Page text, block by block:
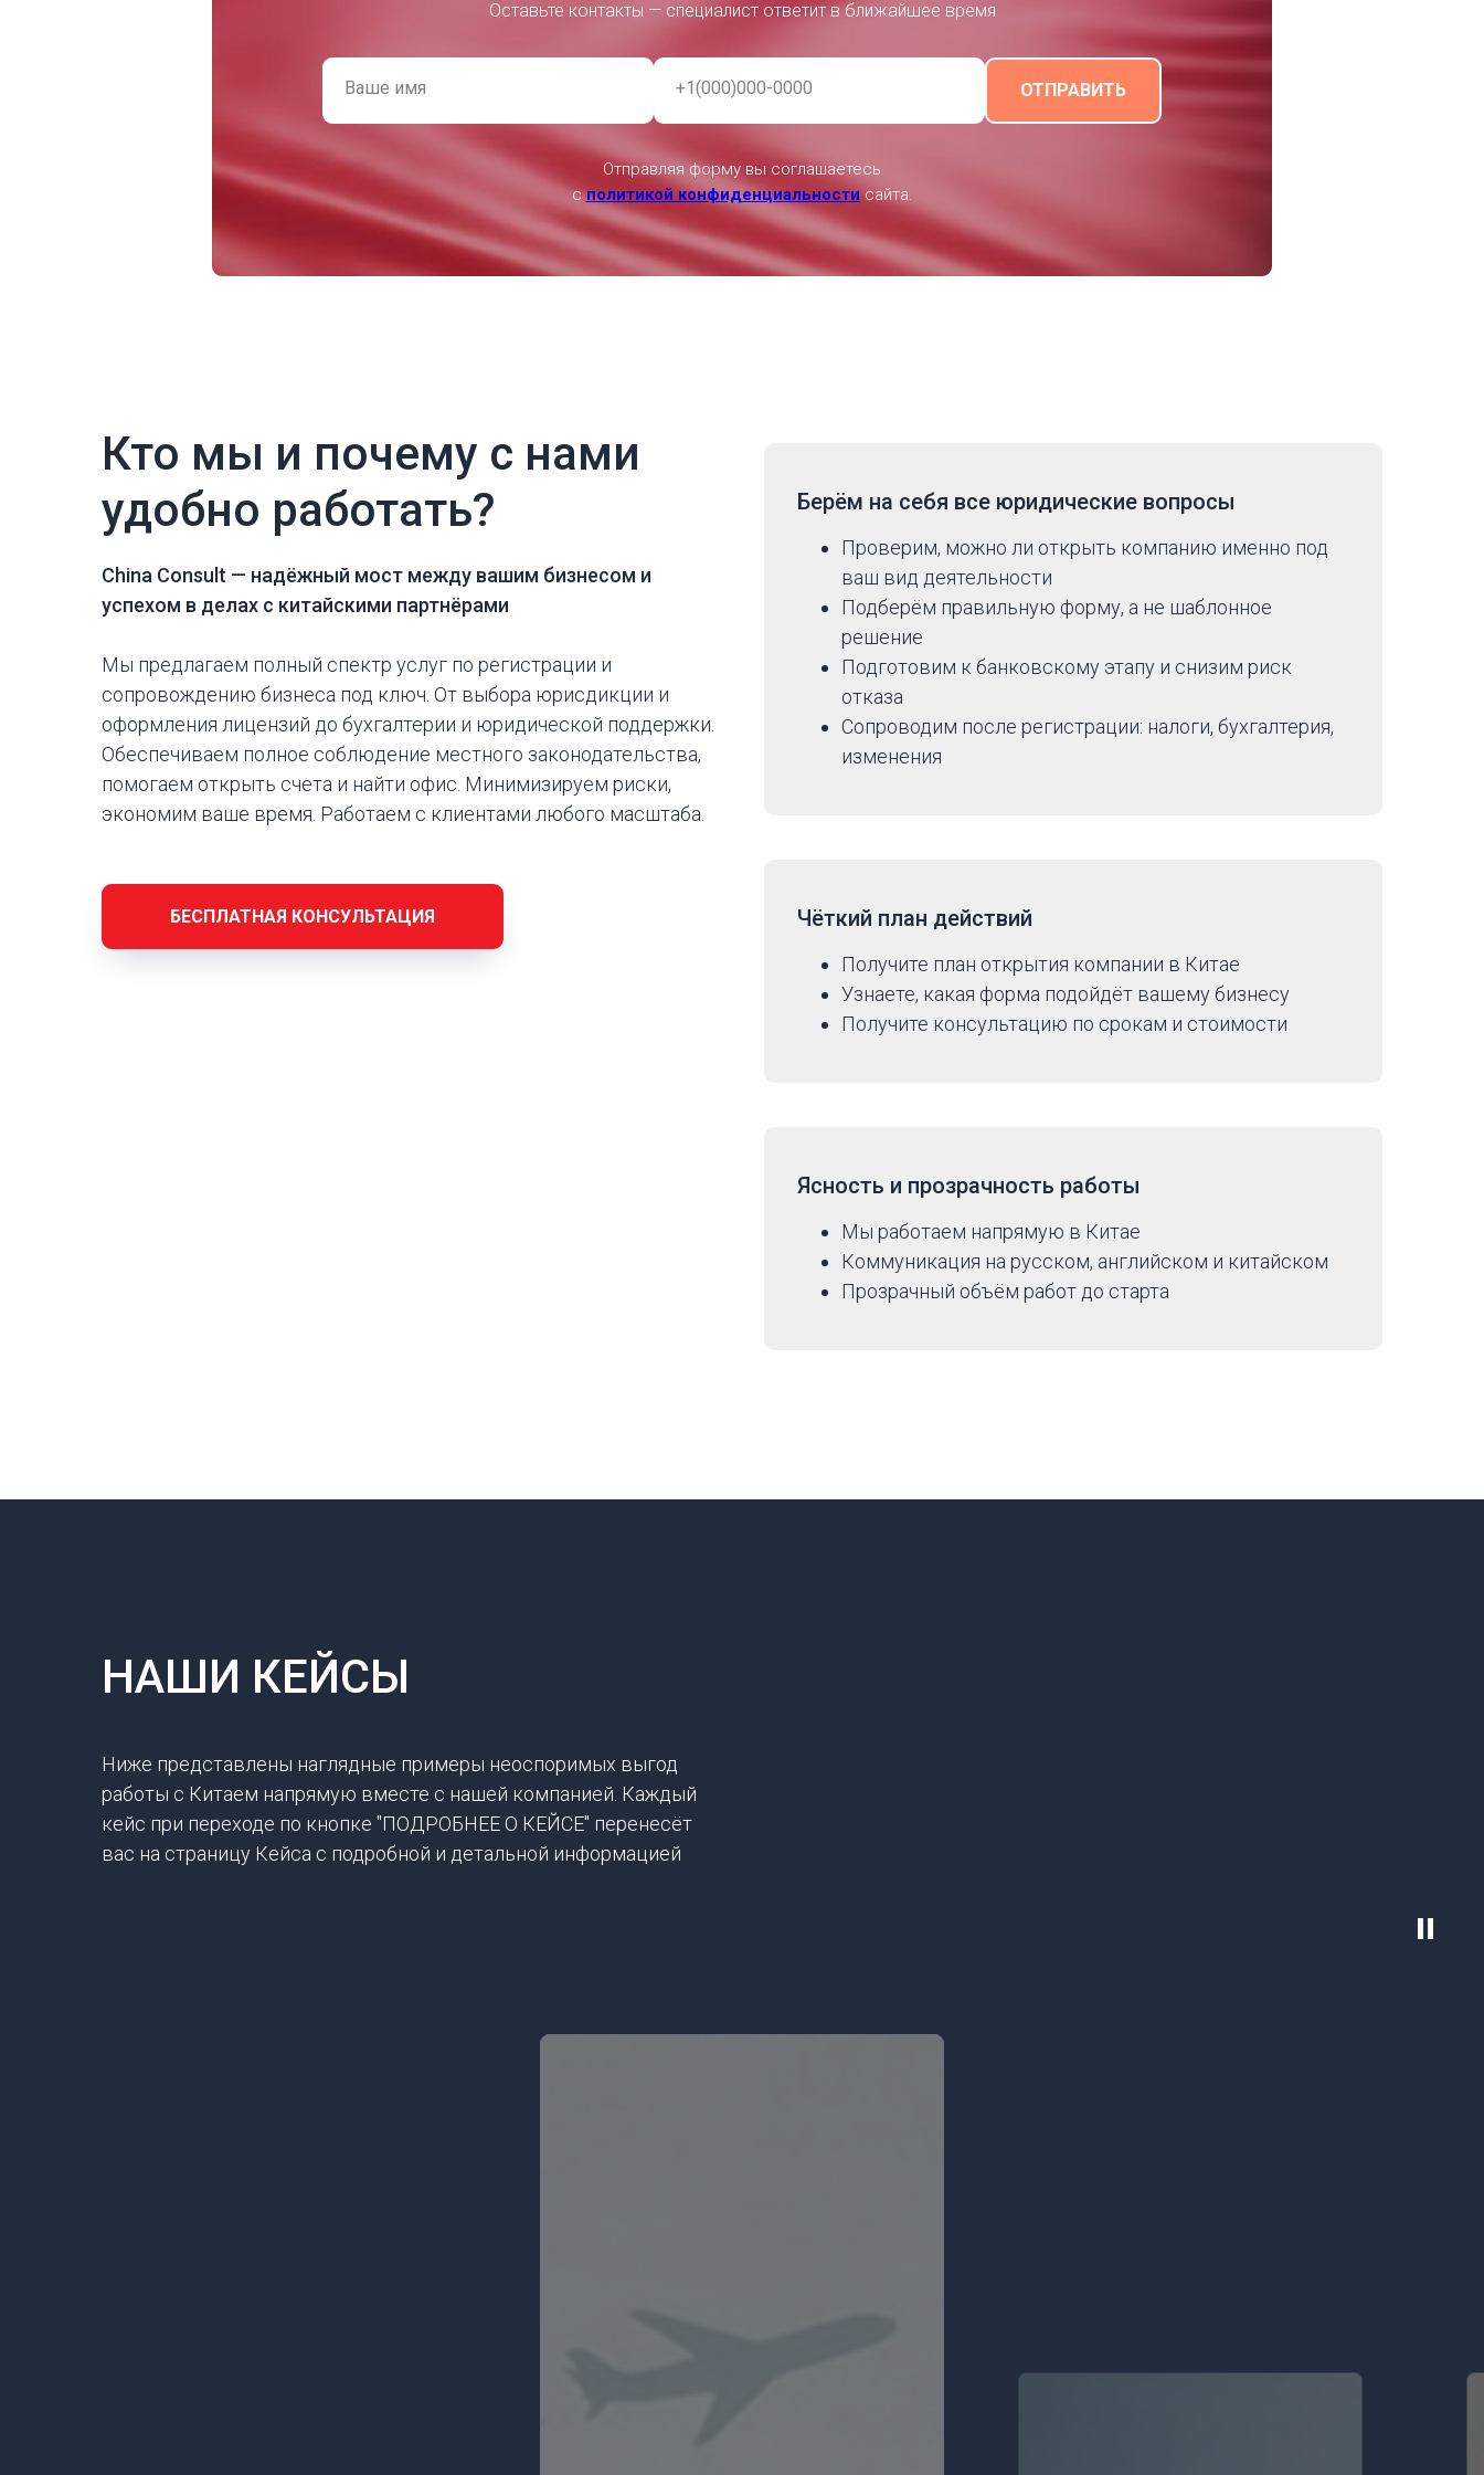
Оставьте контакты — специалист ответит в ближайшее время
Ваше имя +1(000)000-0000 ОТПРАВИТЬ
Отправляя форму вы соглашаетесь
сполитикой конфиденциальности сайта.
Кто мы и почему с нами
удобно работать?
China Consult — надёжный мост между вашим бизнесом и
успехом в делах с китайскими партнёрами
Мы предлагаем полный спектр услуг по регистрации и
сопровождению бизнеса под ключ. От выбора юрисдикции и
оформления лицензий до бухгалтерии и юридической поддержки.
Обеспечиваем полное соблюдение местного законодательства,
помогаем открыть счета и найти офис. Минимизируем риски,
экономим ваше время. Работаем с клиентами любого масштаба.
БЕСПЛАТНАЯ КОНСУЛЬТАЦИЯ
Берём на себя все юридические вопросы
Проверим, можно ли открыть компанию именно под
ваш вид деятельности
Подберём правильную форму, а не шаблонное
решение
Подготовим к банковскому этапу и снизим риск
отказа
Сопроводим после регистрации: налоги, бухгалтерия,
изменения
Чёткий план действий
Получите план открытия компании в Китае
Узнаете, какая форма подойдёт вашему бизнесу
Получите консультацию по срокам и стоимости
Ясность и прозрачность работы
Мы работаем напрямую в Китае
Коммуникация на русском, английском и китайском
Прозрачный объём работ до старта
НАШИ КЕЙСЫ
Ниже представлены наглядные примеры неоспоримых выгод
работы с Китаем напрямую вместе с нашей компанией. Каждый
кейс при переходе по кнопке "ПОДРОБНЕЕ О КЕЙСЕ" перенесёт
вас на страницу Кейса с подробной и детальной информацией